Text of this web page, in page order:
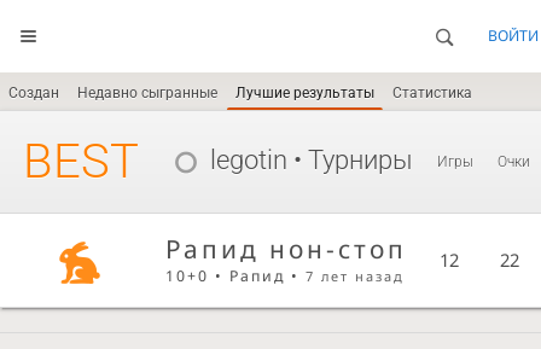
ВОЙТИ
Создан Недавно сыгранные Лучшие результаты Статистика
BEST legotin • Турниры Игры Очки
Рапид нон-стоп
10+0 • Рапид •7 лет назад
12 22